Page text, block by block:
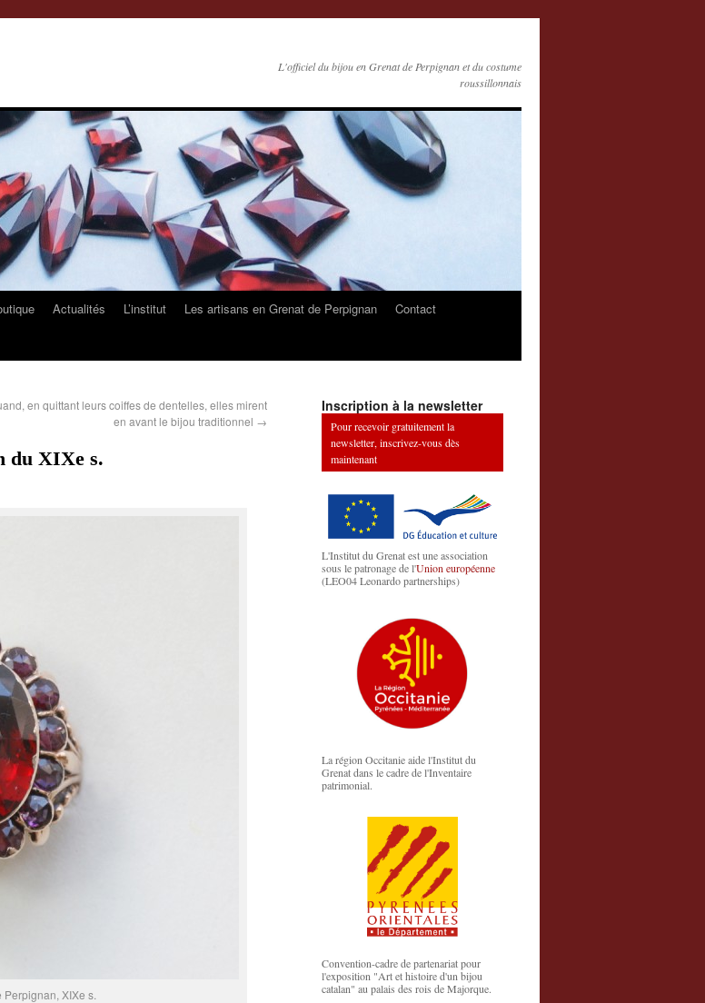
L'officiel du bijou en Grenat de Perpignan et du costume
roussillonnais
Actualités L’institut Les artisans en Grenat de Perpignan
Contact
en quittant leurs coiffes de dentelles, elles mirent
en avant le bijou traditionnel →
du XIXe s.
XIXe s.
Inscription à la newsletter
Pour recevoir gratuitement la
newsletter, inscrivez-vous dès
maintenant
L'Institut du Grenat est une association
sous le patronage de l'Union européenne
(LEO04 Leonardo partnerships)
La région Occitanie aide l'Institut du
Grenat dans le cadre de l'Inventaire
patrimonial.
Convention-cadre de partenariat pour
l'exposition "Art et histoire d'un bijou
catalan" au palais des rois de Majorque.